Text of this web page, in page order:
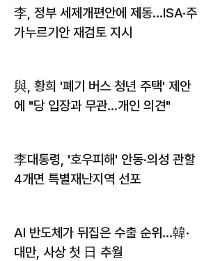
李, 정부 세제개편안에 제동…ISA·주
가누르기안 재검토 지시
與, 황희 '폐기 버스 청년 주택' 제안
에 "당 입장과 무관…개인 의견"
李대통령, '호우피해' 안동·의성 관할
4개면 특별재난지역 선포
AI 반도체가 뒤집은 수출 순위…韓·
대만, 사상 첫 日 추월